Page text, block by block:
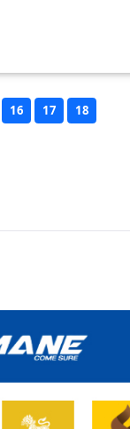
16 17 18